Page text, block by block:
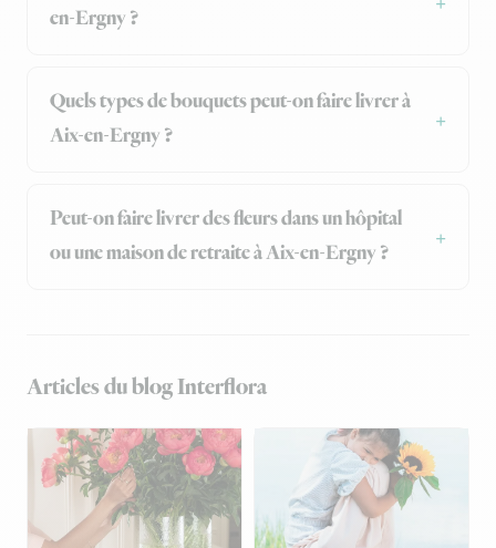
en-Ergny ?
Quels types de bouquets peut-on faire livrer à
Aix-en-Ergny ?
Peut-on faire livrer des fleurs dans un hôpital
ou une maison de retraite à Aix-en-Ergny ?
Articles du blog Interflora